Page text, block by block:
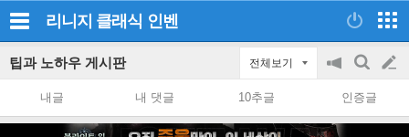
리니지 클래식 인벤
팁과 노하우 게시판 전체보기
공
on/off
검
색
글
쓰
내글 내 댓글 10추글 인증글